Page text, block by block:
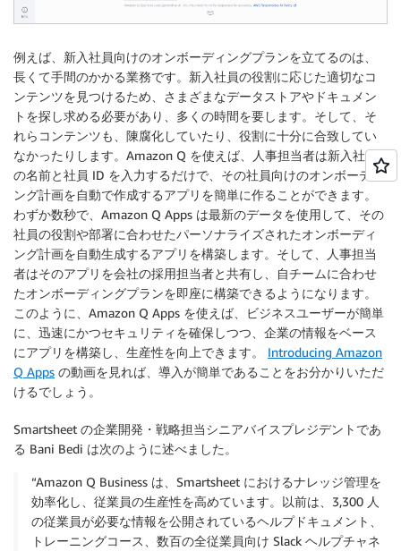
例えば、新入社員向けのオンボーディングプランを立てるのは、
長くて手間のかかる業務です。新入社員の役割に応じた適切なコ
ンテンツを見つけるため、さまざまなデータストアやドキュメン
トを探し求める必要があり、多くの時間を要します。そして、そ
れらコンテンツも、陳腐化していたり、役割に十分に合致してい
なかったりします。Amazon Q を使えば、人事担当者は新入社員
の名前と社員 ID を入力するだけで、その社員向けのオンボーディ
ング計画を自動で作成するアプリを簡単に作ることができます。
わずか数秒で、Amazon Q Apps は最新のデータを使用して、その
社員の役割や部署に合わせたパーソナライズされたオンボーディ
ング計画を自動生成するアプリを構築します。そして、人事担当
者はそのアプリを会社の採用担当者と共有し、自チームに合わせ
たオンボーディングプランを即座に構築できるようになります。
このように、Amazon Q Apps を使えば、ビジネスユーザーが簡単
に、迅速にかつセキュリティを確保しつつ、企業の情報をベース
にアプリを構築し、生産性を向上できます。 Introducing Amazon
Q Apps の動画を見れば、導入が簡単であることをお分かりいただ
けるでしょう。
Smartsheet の企業開発・戦略担当シニアバイスプレジデントであ
る Bani Bedi は次のように述べました。
“Amazon Q Business は、Smartsheet におけるナレッジ管理を
効率化し、従業員の生産性を高めています。以前は、3,300 人
の従業員が必要な情報を公開されているヘルプドキュメント、
トレーニングコース、数百の全従業員向け Slack ヘルプチャネ